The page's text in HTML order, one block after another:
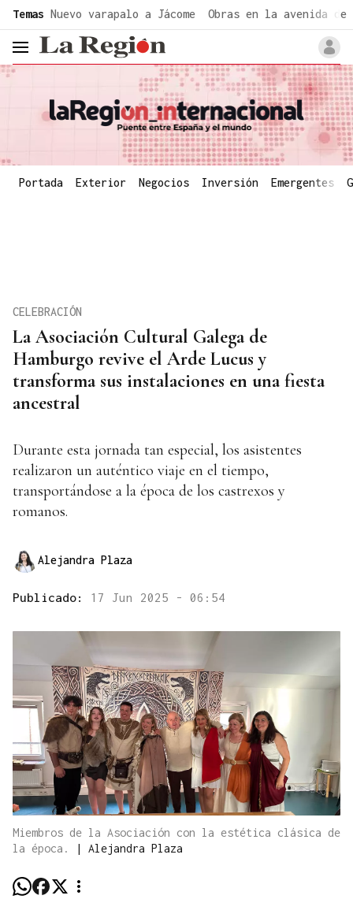
Temas Nuevo varapalo a Jácome Obras en la avenida de
header.menu.open
Portada Exterior Negocios Inversión Emergentes
La Asociación Cultural Galega de
Hamburgo revive el Arde Lucus y
transforma sus instalaciones en una fiesta
ancestral
CELEBRACIÓN
Durante esta jornada tan especial, los asistentes
realizaron un auténtico viaje en el tiempo,
transportándose a la época de los castrexos y
romanos.
Alejandra Plaza
Publicado: 17 Jun 2025 - 06:54
Miembros de la Asociación con la estética clásica de
la época.
| Alejandra Plaza